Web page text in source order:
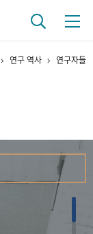
들
연구 역사 연구자들